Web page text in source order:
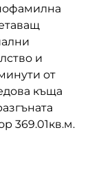
и
от
къща
369.01кв.м.